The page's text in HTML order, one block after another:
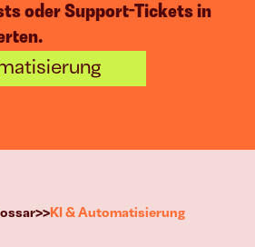
Creation
Content
Events
oder Support-Tickets in
>> KI & Automatisierung